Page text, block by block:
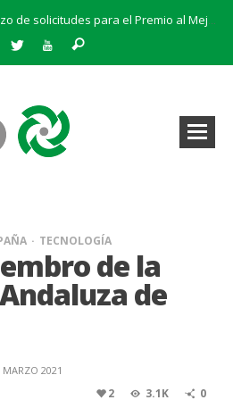
Abierto el plazo de solicitudes para el Premio al Mejor Trabajo de la Cátedra INERCO 2024
a la Alianza #CEOPorLaDiversidad
TECNOLOGÍA
de la
de
MARZO 2021
2 3.1K 0